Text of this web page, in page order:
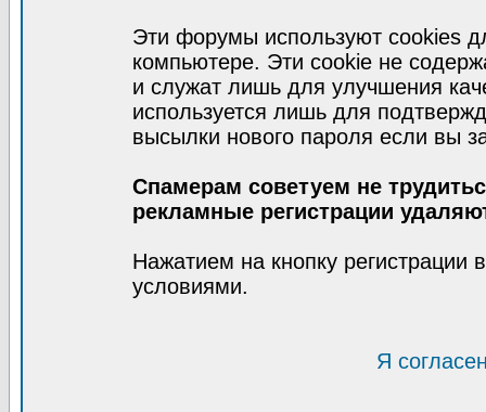
Эти форумы используют cookies
компьютере. Эти cookie не
и служат лишь для улучшения
используется лишь для
высылки нового пароля если вы
Спамерам советуем не
рекламные регистрации
Нажатием на кнопку регистрации
условиями.
Я